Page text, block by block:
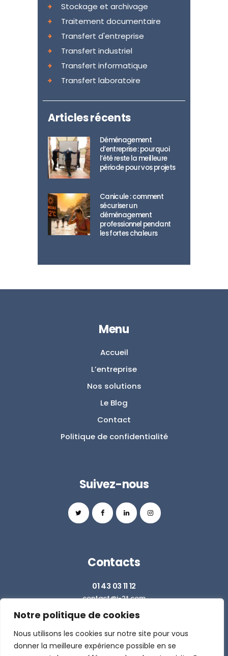
Notre politique de cookies
Nous utilisons les cookies sur notre site pour vous
donner la meilleure expérience possible en se
Stockage et archivage
Traitement documentaire
Transfert d'entreprise
Transfert industriel
Transfert informatique
Transfert laboratoire
Articles récents
Déménagement
d’entreprise : pourquoi
l’été reste la meilleure
période pour vos projets
Canicule : comment
sécuriser un
déménagement
professionnel pendant
les fortes chaleurs
Menu
Accueil
L’entreprise
Nos solutions
Le Blog
Contact
Politique de confidentialité
Suivez-nous
Contacts
01 43 03 11 12
contact@i-2t.com
Z.I. RICHARDETS SUD - 36 RUE DU BALLON